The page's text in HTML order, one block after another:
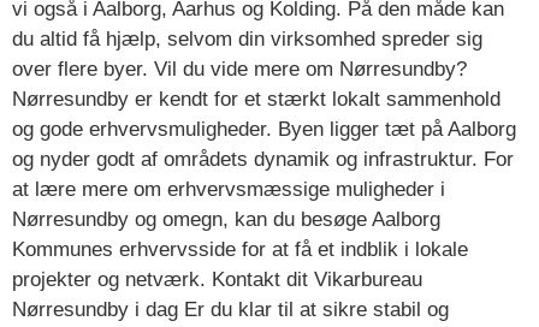
vi også i Aalborg, Aarhus og Kolding. På den måde kan
du altid få hjælp, selvom din virksomhed spreder sig
over flere byer. Vil du vide mere om Nørresundby?
Nørresundby er kendt for et stærkt lokalt sammenhold
og gode erhvervsmuligheder. Byen ligger tæt på Aalborg
og nyder godt af områdets dynamik og infrastruktur. For
at lære mere om erhvervsmæssige muligheder i
Nørresundby og omegn, kan du besøge Aalborg
Kommunes erhvervsside for at få et indblik i lokale
projekter og netværk. Kontakt dit Vikarbureau
Nørresundby i dag Er du klar til at sikre stabil og